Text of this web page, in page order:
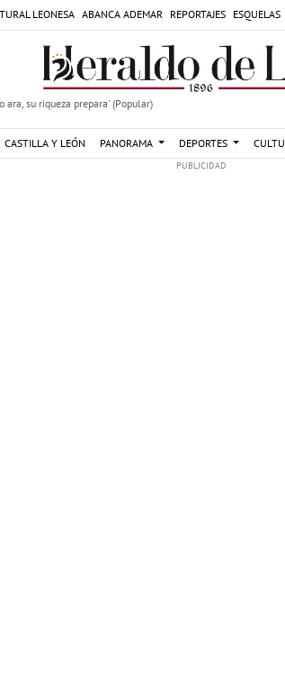
LEONESA ABANCA ADEMAR REPORTAJES ESQUELAS
ara, su riqueza prepara' (Popular)
CASTILLA Y LEÓN PANORAMA DEPORTES